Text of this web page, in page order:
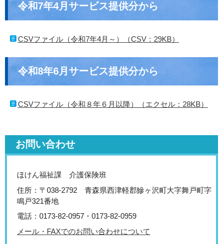
令和7年4月サービス提供分から
CSVファイル（令和7年4月～）（CSV：29KB）
令和8年6月サービス提供分から
CSVファイル（令和８年６月以降）（エクセル：28KB）
お問い合わせ
ほけん福祉課 介護保険班
住所：〒038-2792 青森県西津軽郡鰺ヶ沢町大字舞戸町字
鳴戸321番地
電話：0173-82-0957・0173-82-0959
メール・FAXでのお問い合わせについて